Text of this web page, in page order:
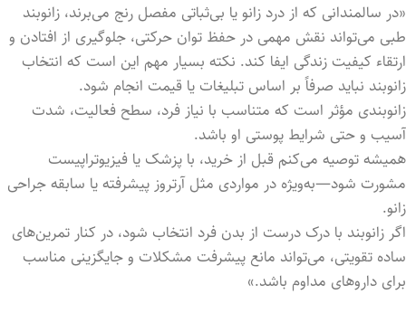
«در سالمندانی که از درد زانو یا بی‌ثباتی مفصل رنج می‌برند، زانوبند
طبی می‌تواند نقش مهمی در حفظ توان حرکتی، جلوگیری از افتادن و
ارتقاء کیفیت زندگی ایفا کند. نکته بسیار مهم این است که انتخاب
زانوبند نباید صرفاًبر اساس تبلیغات یا قیمت انجام شود.
زانوبندی مؤثر است که متناسب با نیاز فرد، سطح فعالیت، شدت
آسیب و حتی شرایط پوستی او باشد.
همیشهتوصیه می‌کنم قبل از خرید، با پزشک یا فیزیوتراپیست
مشورت شود—به‌ویژه در مواردی مثل آرتروز پیشرفتهیا سابقهجراحی
زانو.
اگر زانوبند با درک درست از بدن فرد انتخاب شود، در کنار تمرین‌های
ساده تقویتی، می‌تواند مانع پیشرفت مشکلات و جایگزینی مناسب
برای داروهای مداوم باشد.»